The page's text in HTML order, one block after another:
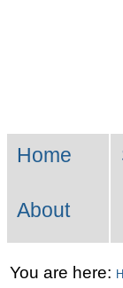
Skip
to
Search…
Home
About
You are here: